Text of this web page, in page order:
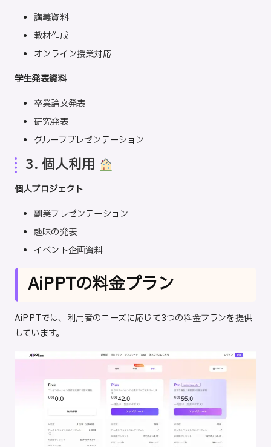
講義資料
教材作成
オンライン授業対応
学生発表資料
卒業論文発表
研究発表
グループプレゼンテーション
3. 個人利用
個人プロジェクト
副業プレゼンテーション
趣味の発表
イベント企画資料
AiPPTの料金プラン
AiPPTでは、利用者のニーズに応じて3つの料金プランを提供
しています。